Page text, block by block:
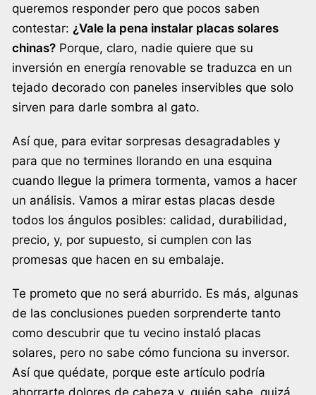
queremos responder pero que pocos saben
contestar: ¿Vale la pena instalar placas solares
chinas? Porque, claro, nadie quiere que su
inversión en energía renovable se traduzca en un
tejado decorado con paneles inservibles que solo
sirven para darle sombra al gato.
Así que, para evitar sorpresas desagradables y
para que no termines llorando en una esquina
cuando llegue la primera tormenta, vamos a hacer
un análisis. Vamos a mirar estas placas desde
todos los ángulos posibles: calidad, durabilidad,
precio, y, por supuesto, si cumplen con las
promesas que hacen en su embalaje.
Te prometo que no será aburrido. Es más, algunas
de las conclusiones pueden sorprenderte tanto
como descubrir que tu vecino instaló placas
solares, pero no sabe cómo funciona su inversor.
Así que quédate, porque este artículo podría
ahorrarte dolores de cabeza y, quién sabe, quizá